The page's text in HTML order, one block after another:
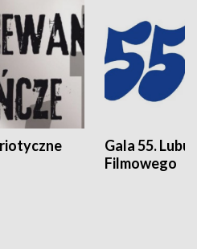
Gala 55.
Filmowego